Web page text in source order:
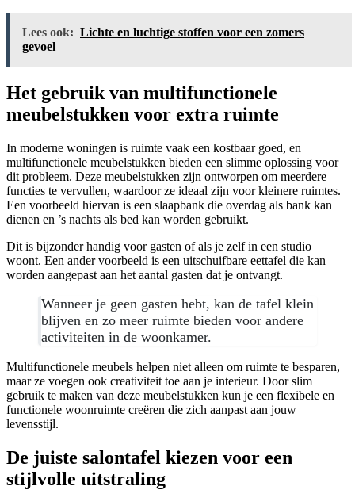
Lees ook: Lichte en luchtige stoffen voor een zomers
gevoel
Het gebruik van multifunctionele
meubelstukken voor extra ruimte
In moderne woningen is ruimte vaak een kostbaar goed, en
multifunctionele meubelstukken bieden een slimme oplossing voor
dit probleem. Deze meubelstukken zijn ontworpen om meerdere
functies te vervullen, waardoor ze ideaal zijn voor kleinere ruimtes.
Een voorbeeld hiervan is een slaapbank die overdag als bank kan
dienen en ’s nachts als bed kan worden gebruikt.
Dit is bijzonder handig voor gasten of als je zelf in een studio
woont. Een ander voorbeeld is een uitschuifbare eettafel die kan
worden aangepast aan het aantal gasten dat je ontvangt.
Wanneer je geen gasten hebt, kan de tafel klein
blijven en zo meer ruimte bieden voor andere
activiteiten in de woonkamer.
Multifunctionele meubels helpen niet alleen om ruimte te besparen,
maar ze voegen ook creativiteit toe aan je interieur. Door slim
gebruik te maken van deze meubelstukken kun je een flexibele en
functionele woonruimte creëren die zich aanpast aan jouw
levensstijl.
De juiste salontafel kiezen voor een
stijlvolle uitstraling